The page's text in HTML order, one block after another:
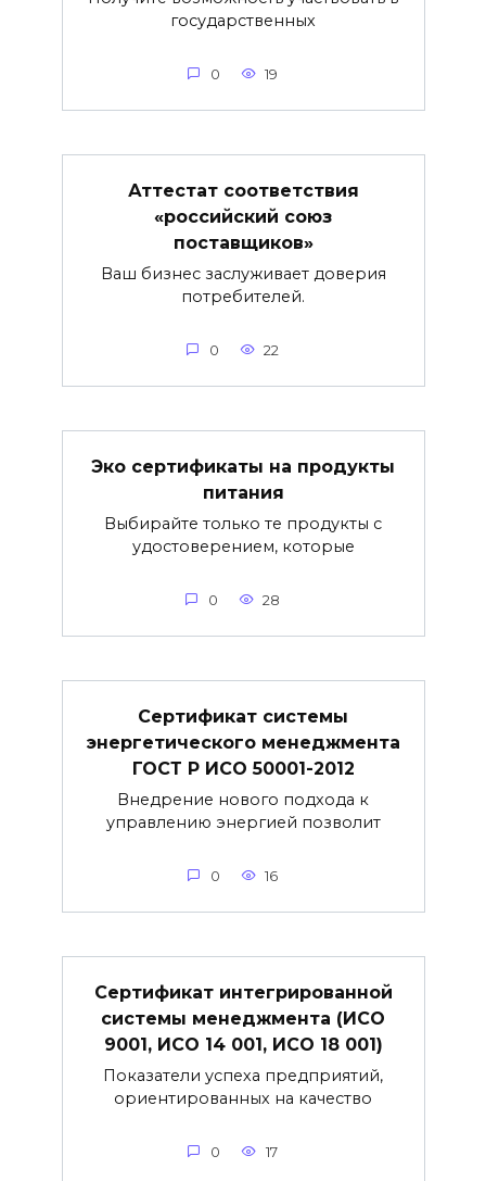
государственных
0 19
Аттестат соответствия
«российский союз
поставщиков»
Ваш бизнес заслуживает доверия
потребителей.
0 22
Эко сертификаты на продукты
питания
Выбирайте только те продукты с
удостоверением, которые
0 28
Сертификат системы
энергетического менеджмента
ГОСТ Р ИСО 50001-2012
Внедрение нового подхода к
управлению энергией позволит
0 16
Сертификат интегрированной
системы менеджмента (ИСО
9001, ИСО 14 001, ИСО 18 001)
Показатели успеха предприятий,
ориентированных на качество
0 17